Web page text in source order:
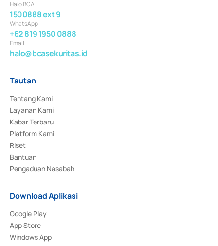
Halo BCA
1500888 ext 9
WhatsApp
+62 819 1950 0888
Email
halo@bcasekuritas.id
Tautan
Tentang Kami
Layanan Kami
Kabar Terbaru
Platform Kami
Riset
Bantuan
Pengaduan Nasabah
Download Aplikasi
Google Play
App Store
Windows App